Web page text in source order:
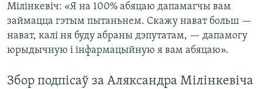
Мілінкевіч: «Я на 100% абяцаю дапамагчы вам
займацца гэтым пытаньнем. Скажу нават больш —
нават, калі ня буду абраны дэпутатам, — дапамогу
юрыдычную і інфармацыйную я вам абяцаю».
Збор подпісаў за Аляксандра Мілінкевіча